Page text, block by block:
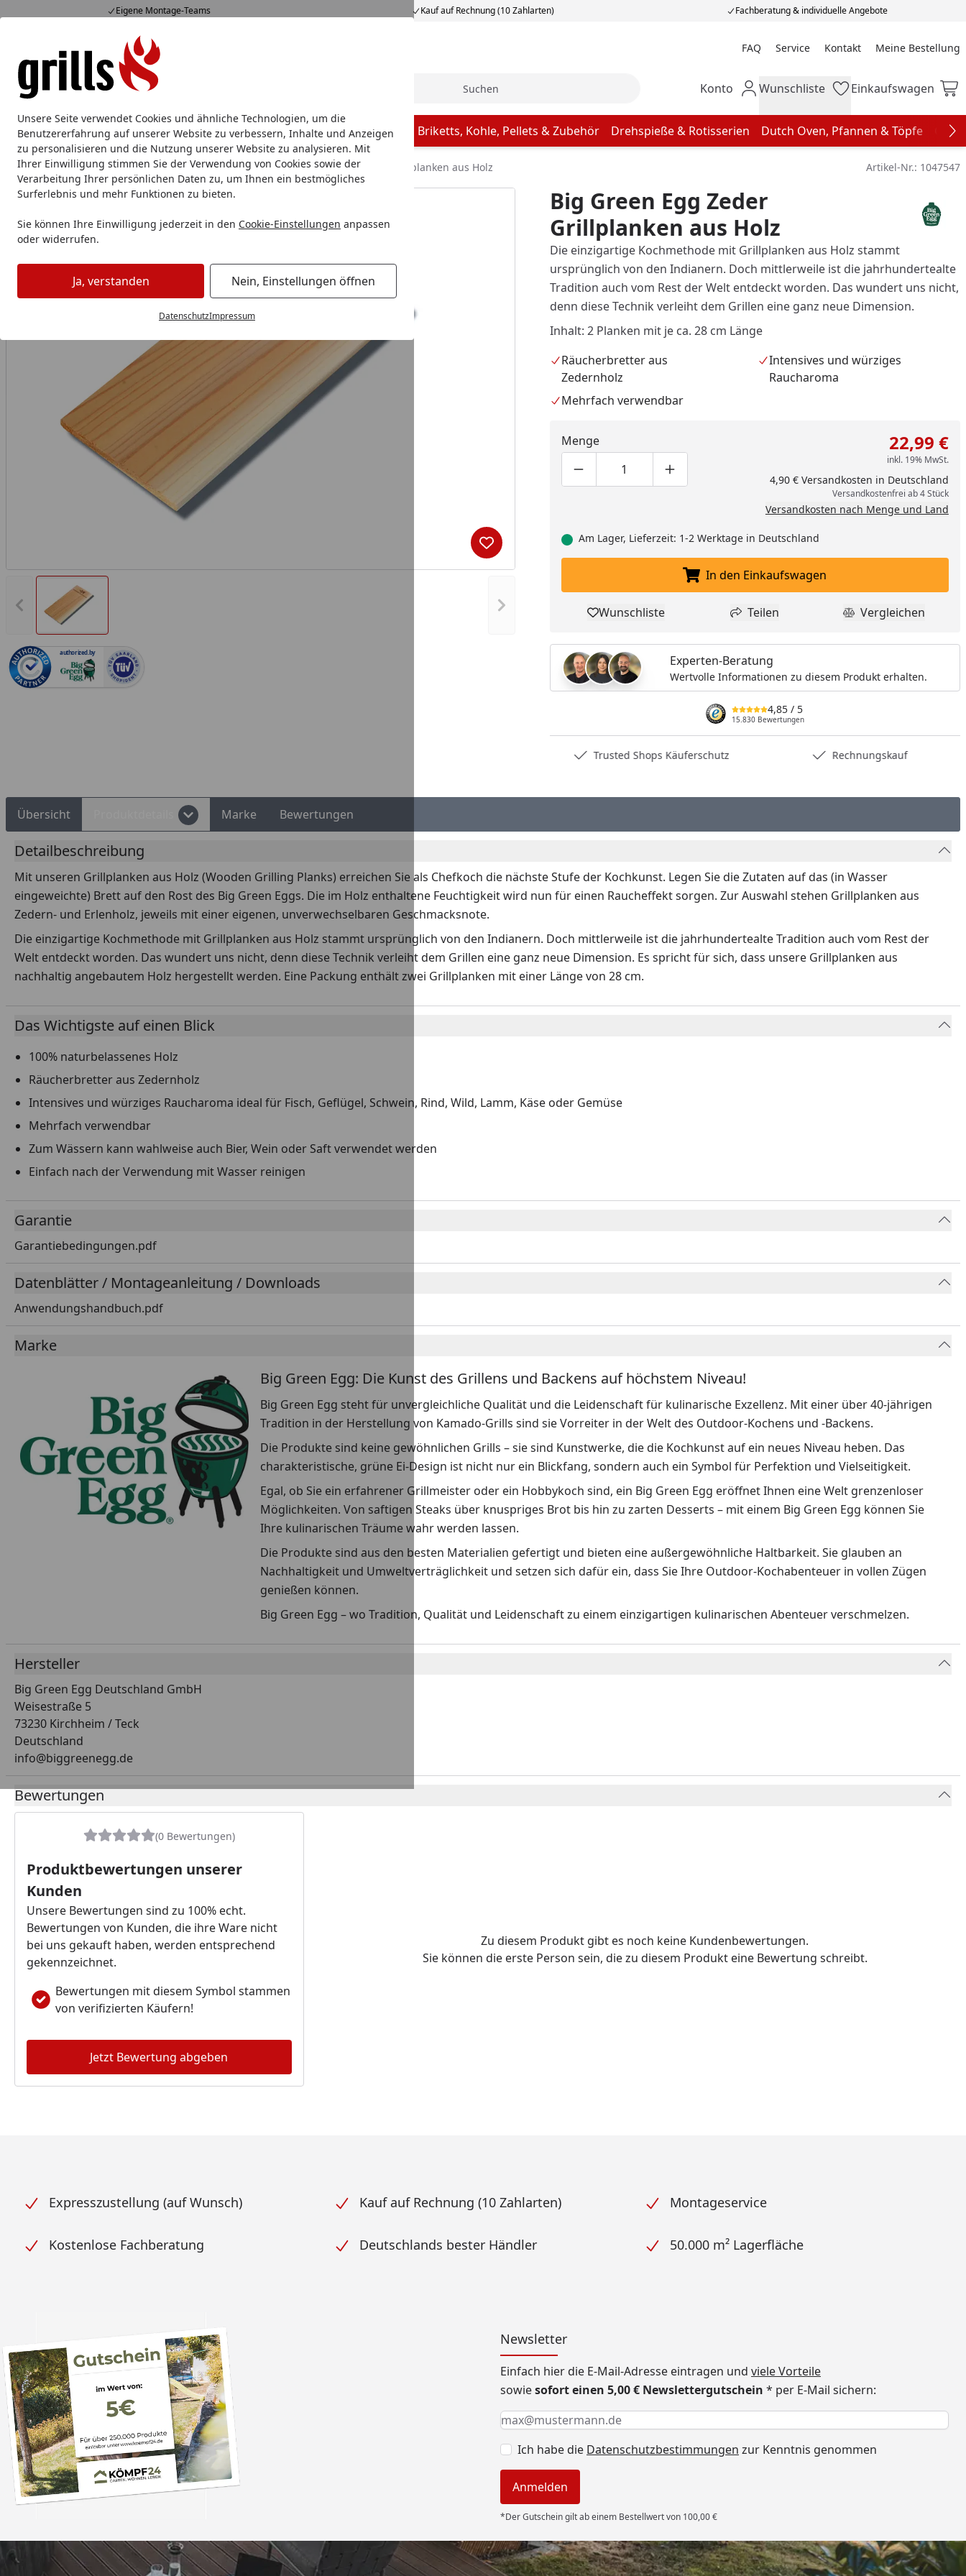
Unsere Seite verwendet Cookies und ähnliche Technologien, um die
Benutzererfahrung auf unserer Website zu verbessern, Inhalte und Anzeigen
zu personalisieren und die Nutzung unserer Website zu analysieren. Mit
Ihrer Einwilligung stimmen Sie der Verwendung von Cookies sowie der
Verarbeitung Ihrer persönlichen Daten zu, um Ihnen ein bestmögliches
Surferlebnis und mehr Funktionen zu bieten.
Sie können Ihre Einwilligung jederzeit in den Cookie-Einstellungen anpassen
oder widerrufen.
Ja, verstanden Nein, Einstellungen öffnen
DatenschutzImpressum
Eigene Montage-Teams Kauf auf Rechnung (10 Zahlarten) Fachberatung & individuelle Angebote
Mo-Fr. 8-16 Uhr 15.830 Bewertungen FAQ Service Kontakt Meine Bestellung
Meine Bestellung
Alle Produkte
Alle ProdukteMarken Mein Konto
Konto Wunschliste
Wunschliste Einkaufswagen
Einkaufswagen
Grillzubehör Aluschale Burgerpresse & Zubehör Butcher Paper Briketts, Kohle, Pellets & Zubehör Drehspieße & Rotisserien Dutch Oven, Pfannen & Töpfe
Startseite
Grillzubehör Räuchern & Smoken Holzplanken Big Green Egg Zeder Grillplanken aus Holz Artikel-Nr.: 1047547
Vorheriges Bild anzeigen Nächstes Bild anzeigen
Produkt zur Wunschliste hinzufügen
authorized.by
Big Green Egg Zeder
Grillplanken aus Holz
Die einzigartige Kochmethode mit Grillplanken aus Holz stammt
ursprünglich von den Indianern. Doch mittlerweile ist die jahrhundertealte
Tradition auch vom Rest der Welt entdeckt worden. Das wundert uns nicht,
denn diese Technik verleiht dem Grillen eine ganz neue Dimension.
Inhalt: 2 Planken mit je ca. 28 cm Länge
Räucherbretter aus
Zedernholz
Intensives und würziges
Raucharoma
Mehrfach verwendbar
Menge
Produktmenge um eins verringern
Produktmenge manuell eingeben
Produktmenge um eins erhöhen
22,99 €
inkl. 19% MwSt.
4,90 € Versandkosten in Deutschland
Versandkostenfrei ab 4 Stück
Versandkosten nach Menge und Land
Am Lager, Lieferzeit: 1-2 Werktage in Deutschland
In den Einkaufswagen legen
In den Einkaufswagen
Produkt zur Wunschliste hinzufügen
Wunschliste Teilen
Teilen Produkt
Vergleichen
Experten-Beratung
Wertvolle Informationen zu diesem Produkt erhalten.
4,85 / 5
15.830 Bewertungen
Trusted Shops Käuferschutz Rechnungskauf
Übersicht Marke Bewertungen
Detailbeschreibung
Mit unseren Grillplanken aus Holz (Wooden Grilling Planks) erreichen Sie als Chefkoch die nächste Stufe der Kochkunst. Legen Sie die Zutaten auf das (in Wasser
eingeweichte) Brett auf den Rost des Big Green Eggs. Die im Holz enthaltene Feuchtigkeit wird nun für einen Raucheffekt sorgen. Zur Auswahl stehen Grillplanken aus
Zedern- und Erlenholz, jeweils mit einer eigenen, unverwechselbaren Geschmacksnote.
Die einzigartige Kochmethode mit Grillplanken aus Holz stammt ursprünglich von den Indianern. Doch mittlerweile ist die jahrhundertealte Tradition auch vom Rest der
Welt entdeckt worden. Das wundert uns nicht, denn diese Technik verleiht dem Grillen eine ganz neue Dimension. Es spricht für sich, dass unsere Grillplanken aus
nachhaltig angebautem Holz hergestellt werden. Eine Packung enthält zwei Grillplanken mit einer Länge von 28 cm.
Das Wichtigste auf einen Blick
100% naturbelassenes Holz
Räucherbretter aus Zedernholz
Intensives und würziges Raucharoma ideal für Fisch, Geflügel, Schwein, Rind, Wild, Lamm, Käse oder Gemüse
Mehrfach verwendbar
Zum Wässern kann wahlweise auch Bier, Wein oder Saft verwendet werden
Einfach nach der Verwendung mit Wasser reinigen
Garantie
Garantiebedingungen.pdf
Datenblätter / Montageanleitung / Downloads
Anwendungshandbuch.pdf
Marke
Big Green Egg: Die Kunst des Grillens und Backens auf höchstem Niveau!
Big Green Egg steht für unvergleichliche Qualität und die Leidenschaft für kulinarische Exzellenz. Mit einer über 40-jährigen
Tradition in der Herstellung von Kamado-Grills sind sie Vorreiter in der Welt des Outdoor-Kochens und -Backens.
Die Produkte sind keine gewöhnlichen Grills – sie sind Kunstwerke, die die Kochkunst auf ein neues Niveau heben. Das
charakteristische, grüne Ei-Design ist nicht nur ein Blickfang, sondern auch ein Symbol für Perfektion und Vielseitigkeit.
Egal, ob Sie ein erfahrener Grillmeister oder ein Hobbykoch sind, ein Big Green Egg eröffnet Ihnen eine Welt grenzenloser
Möglichkeiten. Von saftigen Steaks über knuspriges Brot bis hin zu zarten Desserts – mit einem Big Green Egg können Sie
Ihre kulinarischen Träume wahr werden lassen.
Die Produkte sind aus den besten Materialien gefertigt und bieten eine außergewöhnliche Haltbarkeit. Sie glauben an
Nachhaltigkeit und Umweltverträglichkeit und setzen sich dafür ein, dass Sie Ihre Outdoor-Kochabenteuer in vollen Zügen
genießen können.
Big Green Egg – wo Tradition, Qualität und Leidenschaft zu einem einzigartigen kulinarischen Abenteuer verschmelzen.
Hersteller
Big Green Egg Deutschland GmbH
Weisestraße 5
73230 Kirchheim / Teck
Deutschland
info@biggreenegg.de
Bewertungen
(0 Bewertungen)
Produktbewertungen unserer
Kunden
Unsere Bewertungen sind zu 100% echt.
Bewertungen von Kunden, die ihre Ware nicht
bei uns gekauft haben, werden entsprechend
gekennzeichnet.
Bewertungen mit diesem Symbol stammen
von verifizierten Käufern!
Jetzt Bewertung abgeben
Zu diesem Produkt gibt es noch keine Kundenbewertungen.
Sie können die erste Person sein, die zu diesem Produkt eine Bewertung schreibt.
Expresszustellung (auf Wunsch) Kauf auf Rechnung (10 Zahlarten) Montageservice
Kostenlose Fachberatung Deutschlands bester Händler 50.000 m² Lagerfläche
Newsletter
Einfach hier die E-Mail-Adresse eintragen und viele Vorteile
sowiesofort einen 5,00 € Newslettergutschein * per E-Mail sichern:
Keine Eingabe erforderlich
Eingabe erforderlich
E-Mail *
Ich habe die Datenschutzbestimmungen zur Kenntnis genommen
Anmelden
*Der Gutschein gilt ab einem Bestellwert von 100,00 €